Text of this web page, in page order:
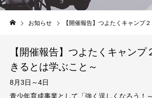
お知らせ
お知らせ 【開催報告】つよたくキャンプ２０１９
【開催報告】つよたくキャンプ
きるとは学ぶこと～
8月3日～4日
青少年育成事業として「強く逞しくなろう！